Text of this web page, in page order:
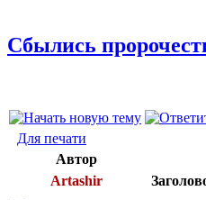
Сбылись
Для печати
Автор
Artashir